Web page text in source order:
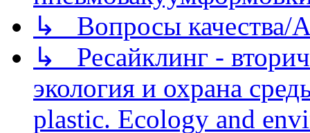
↳ Вопросы качества/
↳ Ресайклинг -
экология и охрана
plastic. Ecology and